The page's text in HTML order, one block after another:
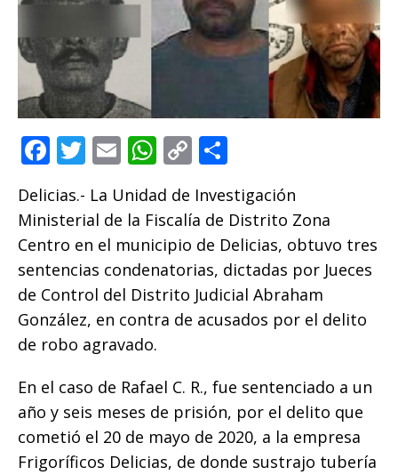
F
c
e
b
o
o
k
T
it
te
r
E
m
ai
l
W
h
at
s
A
p
p
C
p
y
Li
n
k
m
p
ar
ti
r
Delicias.- La Unidad de Investigación
Ministerial de la Fiscalía de Distrito Zona
Centro en el municipio de Delicias, obtuvo tres
sentencias condenatorias, dictadas por Jueces
de Control del Distrito Judicial Abraham
González, en contra de acusados por el delito
de robo agravado.
En el caso de Rafael C. R., fue sentenciado a un
año y seis meses de prisión, por el delito que
cometió el 20 de mayo de 2020, a la empresa
Frigoríficos Delicias, de donde sustrajo tubería